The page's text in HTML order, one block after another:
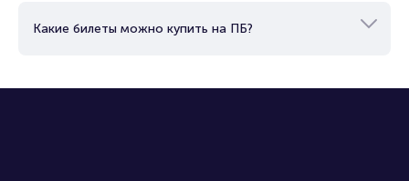
Какие билеты можно купить на ПБ?